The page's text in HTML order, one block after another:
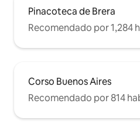
Pinacoteca de Brera
Recomendado por 1,284
Corso Buenos Aires
Recomendado por 814